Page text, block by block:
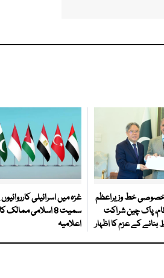
خط وزیراعظم
پاک چین شراکت
کے عزم کا اظہار
غزہ میں اسرائیلی
سمیت 8 اسلامی
اعلامیہ